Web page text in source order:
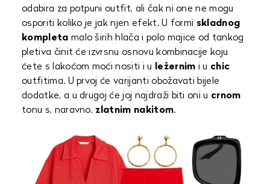
odabira za potpuni outfit, ali čak ni one ne mogu
osporiti koliko je jak njen efekt. U formi skladnog
kompleta malo širih hlača i polo majice od tankog
pletiva činit će izvrsnu osnovu kombinacije koju
ćete s lakoćom moći nositi i u
ležernim i u chic
outfitima. U prvoj će varijanti obožavati bijele
dodatke, a u drugoj će joj najdraži biti oni u crnom
tonu s, naravno, zlatnim nakitom.